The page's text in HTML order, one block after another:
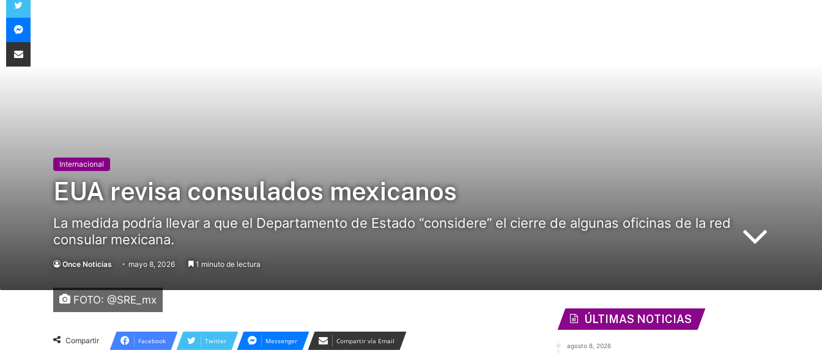
Internacional
EUA revisa consulados mexicanos
La medida podría llevar a que el Departamento de Estado “considere” el cierre de algunas oficinas de la red
consular mexicana.
Once Noticias mayo 8, 2026 1 minuto de lectura
FOTO: @SRE_mx
Compartir Facebook Twitter Messenger Compartir vía Email
ÚLTIMAS NOTICIAS
agosto 8, 2026
Messenger
Compartir vía Email